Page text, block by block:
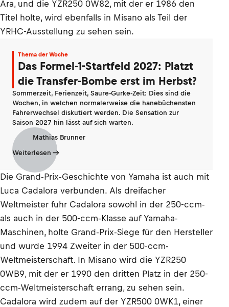
Ära, und die YZR250 0W82, mit der er 1986 den
Titel holte, wird ebenfalls in Misano als Teil der
YRHC-Ausstellung zu sehen sein.
Thema der Woche
Das Formel-1-Startfeld 2027: Platzt
die Transfer-Bombe erst im Herbst?
Sommerzeit, Ferienzeit, Saure-Gurke-Zeit: Dies sind die
Wochen, in welchen normalerweise die hanebüchensten
Fahrerwechsel diskutiert werden. Die Sensation zur
Saison 2027 hin lässt auf sich warten.
Mathias Brunner
Weiterlesen
Die Grand-Prix-Geschichte von Yamaha ist auch mit
Luca Cadalora verbunden. Als dreifacher
Weltmeister fuhr Cadalora sowohl in der 250-ccm-
als auch in der 500-ccm-Klasse auf Yamaha-
Maschinen, holte Grand-Prix-Siege für den Hersteller
und wurde 1994 Zweiter in der 500-ccm-
Weltmeisterschaft. In Misano wird die YZR250
0WB9, mit der er 1990 den dritten Platz in der 250-
ccm-Weltmeisterschaft errang, zu sehen sein.
Cadalora wird zudem auf der YZR500 0WK1, einer